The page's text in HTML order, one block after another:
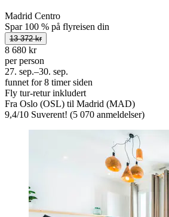
Madrid Centro
Spar 100 % på flyreisen din
13 372 kr
8 680 kr
per person
27. sep.–30. sep.
funnet for 8 timer siden
Fly tur-retur inkludert
Fra Oslo (OSL) til Madrid (MAD)
9,4/10 Suverent! (5 070 anmeldelser)